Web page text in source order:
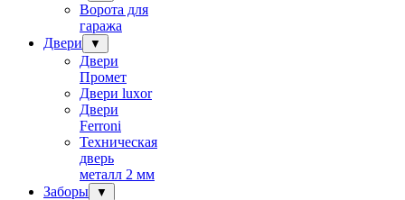
Ворота для
гаража
Двери
▼
Двери
Промет
Двери luxor
Двери
Ferroni
Техническая
дверь
металл 2 мм
Заборы
▼